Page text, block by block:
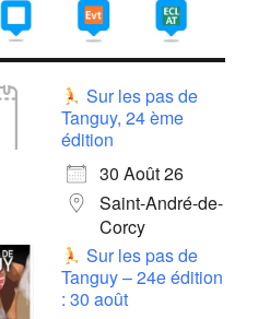
Sur les pas de
Tanguy, 24 ème
édition
30 Août 26
Saint-André-de-
Corcy
Sur les pas de
Tanguy – 24e édition
: 30 août